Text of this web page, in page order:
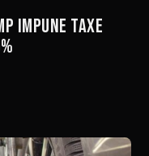
impune taxe